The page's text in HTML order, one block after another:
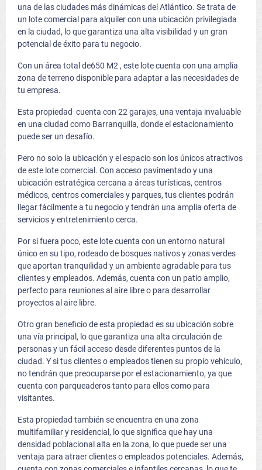
una de las ciudades más dinámicas del Atlántico. Se trata de
un lote comercial para alquiler con una ubicación privilegiada
en la ciudad, lo que garantiza una alta visibilidad y un gran
potencial de éxito para tu negocio.
Con un área total de650 M2 , este lote cuenta con una amplia
zona de terreno disponible para adaptar a las necesidades de
tu empresa.
Esta propiedad cuenta con 22 garajes, una ventaja invaluable
en una ciudad como Barranquilla, donde el estacionamiento
puede ser un desafío.
Pero no solo la ubicación y el espacio son los únicos atractivos
de este lote comercial. Con acceso pavimentado y una
ubicación estratégica cercana a áreas turísticas, centros
médicos, centros comerciales y parques, tus clientes podrán
llegar fácilmente a tu negocio y tendrán una amplia oferta de
servicios y entretenimiento cerca.
Por si fuera poco, este lote cuenta con un entorno natural
único en su tipo, rodeado de bosques nativos y zonas verdes
que aportan tranquilidad y un ambiente agradable para tus
clientes y empleados. Además, cuenta con un patio amplio,
perfecto para reuniones al aire libre o para desarrollar
proyectos al aire libre.
Otro gran beneficio de esta propiedad es su ubicación sobre
una vía principal, lo que garantiza una alta circulación de
personas y un fácil acceso desde diferentes puntos de la
ciudad. Y si tus clientes o empleados tienen su propio vehículo,
no tendrán que preocuparse por el estacionamiento, ya que
cuenta con parqueaderos tanto para ellos como para
visitantes.
Esta propiedad también se encuentra en una zona
multifamiliar y residencial, lo que significa que hay una
densidad poblacional alta en la zona, lo que puede ser una
ventaja para atraer clientes o empleados potenciales. Además,